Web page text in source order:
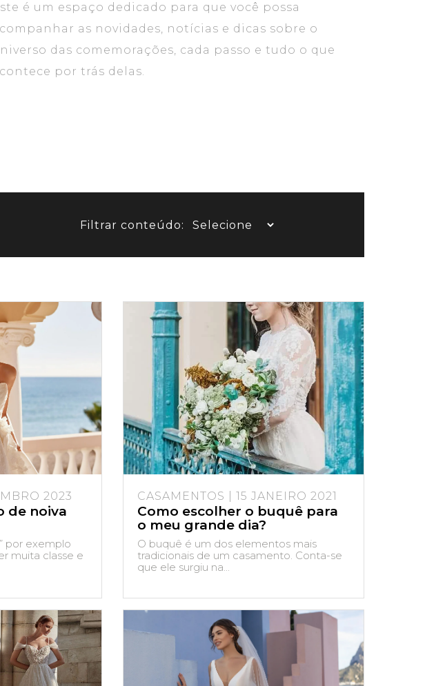
é um espaço dedicado para que você possa
as novidades, notícias e dicas sobre o
das comemorações, cada passo e tudo o que
por trás delas.
Filtrar conteúdo:
2023
de noiva
por exemplo
muita classe e
CASAMENTOS | 15 JANEIRO 2021
Como escolher o buquê para
o meu grande dia?
O buquê é um dos elementos mais
tradicionais de um casamento. Conta-se
que ele surgiu na...